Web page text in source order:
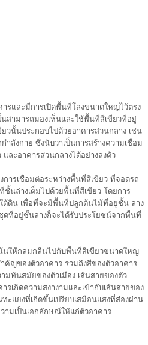
รและมีการเปิดพื้นที่โล่งขนาดใหญ่ไว้ตรง
สามารถมองเห็นและใช้พื้นที่สีเขียวที่อยู่
วนั้นประกอบไปด้วยอาคารส่วนกลาง เช่น
ำลังกาย ซึ่งนับว่าเป็นการสร้างความเชื่อม
ละอาคารส่วนกลางได้อย่างลงตัว
ารเชื่อมต่อระหว่างพื้นที่สีเขียว ที่จอดรถ
นล่างเต็มไปด้วยพื้นที่สีเขียว โดยการ
ดิน เพื่อที่จะมีพื้นที่ปลูกต้นไม้ที่อยู่ชั้น ล่าง
ที่อยู่ชั้นล่างก็จะได้รับประโยชน์จากพื้นที่
นให้กลมกลืนไปกับพื้นที่สีเขียวขนาดใหญ่
คัญของตัวอาคาร รวมถึงสีของตัวอาคาร
ทันสมัยของตัวเมือง เส้นสายของตัว
รเกิดความสง่างามและเข้ากับเส้นสายของ
ะแยงที่เกิดขึ้นเปรียบเสมือนแสงที่ส่องผ่าน
ามเป็นเอกลักษณ์ให้แก่ตัวอาคาร